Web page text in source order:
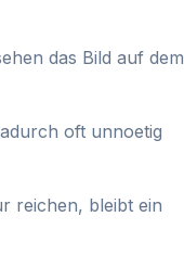
das Bild auf dem
oft unnoetig
reichen, bleibt ein